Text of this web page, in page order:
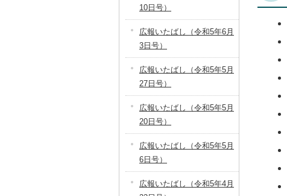
10日号）
広報いたばし（令和5年6月
3日号）
広報いたばし（令和5年5月
27日号）
広報いたばし（令和5年5月
20日号）
広報いたばし（令和5年5月
6日号）
広報いたばし（令和5年4月